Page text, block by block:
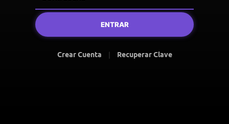
ENTRAR
Crear Cuenta Recuperar Clave